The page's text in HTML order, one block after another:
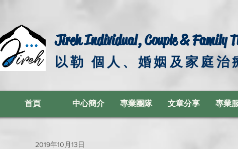
Jireh Individual, Couple & Family
以勒 個人、婚姻及家庭治
首頁 中心簡介 專業團隊 文章分享 專業
2019年10月13日